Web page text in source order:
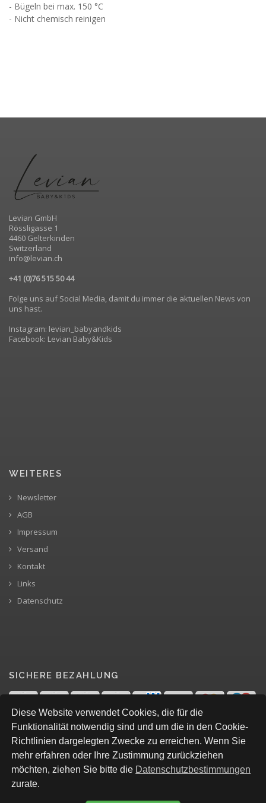
Diese Website verwendet Cookies, die für die
Funktionalität notwendig sind und um die in den Cookie-
Richtlinien dargelegten Zwecke zu erreichen. Wenn Sie
mehr erfahren oder Ihre Zustimmung zurückziehen
möchten, ziehen Sie bitte die Datenschutzbestimmungen
zurate.
- Bügeln bei max. 150 °C
- Nicht chemisch reinigen
Levian GmbH
Rössligasse 1
4460 Gelterkinden
Switzerland
info@levian.ch
+41 (0)76 515 50 44
Folge uns auf Social Media, damit du immer die aktuellen News von
uns hast.
Instagram: levian_babyandkids
Facebook: Levian Baby&Kids
WEITERES
Newsletter
AGB
Impressum
Versand
Kontakt
Links
Datenschutz
SICHERE BEZAHLUNG